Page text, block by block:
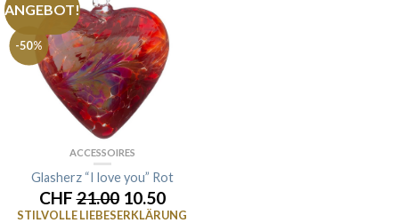
-50%
ANGEBOT!
ACCESSOIRES
Glasherz “I love you” Rot
CHF21.0010.50
STILVOLLE LIEBESERKLÄRUNG